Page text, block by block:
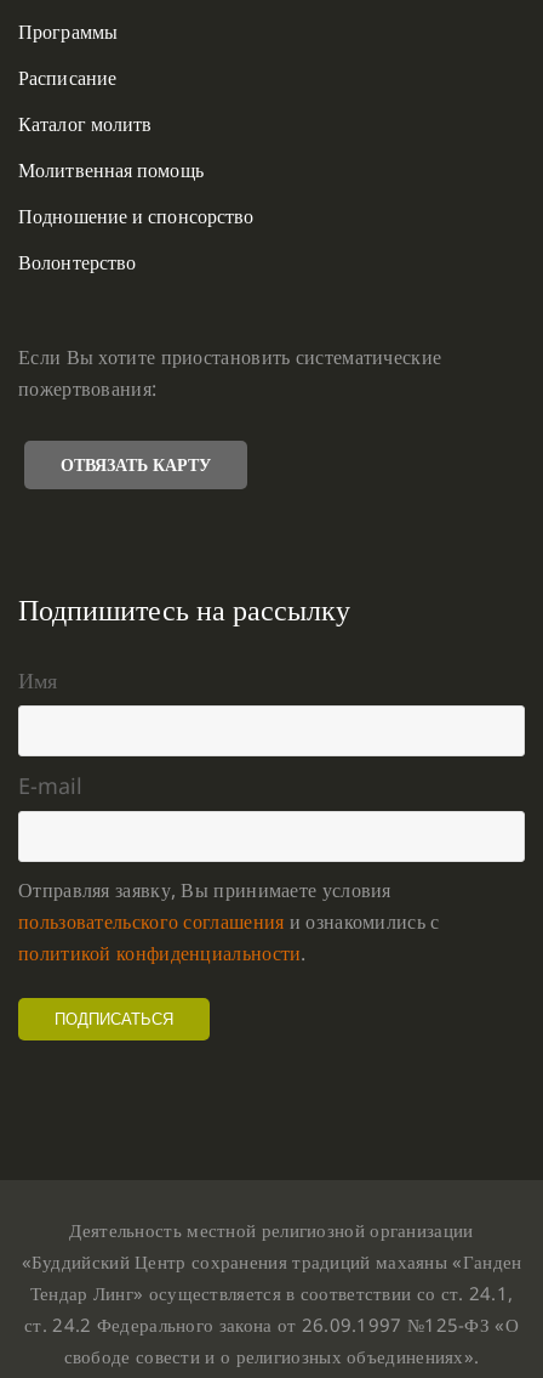
Программы
Расписание
Каталог молитв
Молитвенная помощь
Подношение и спонсорство
Волонтерство
Если Вы хотите приостановить систематические
пожертвования:
ОТВЯЗАТЬ КАРТУ
Подпишитесь на рассылку
Имя
E-mail
Отправляя заявку, Вы принимаете условия
пользовательского соглашения и ознакомились с
политикой конфиденциальности.
Деятельность местной религиозной организации
«Буддийский Центр сохранения традиций махаяны «Ганден
Тендар Линг» осуществляется в соответствии со ст. 24.1,
ст. 24.2 Федерального закона от 26.09.1997 №125-ФЗ «О
свободе совести и о религиозных объединениях».